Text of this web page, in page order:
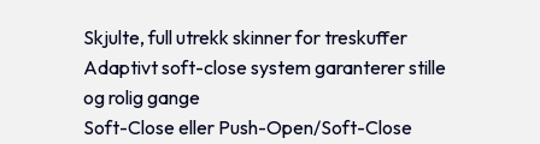
Skjulte, full utrekk skinner for treskuffer
Adaptivt soft-close system garanterer stille
og rolig gange
Soft-Close eller Push-Open/Soft-Close